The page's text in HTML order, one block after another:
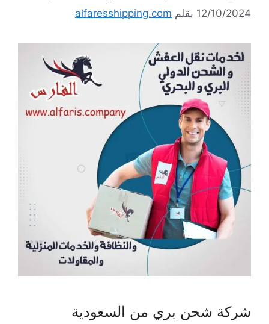
12/10/2024 بقلم alfaresshipping.com
شركة شحن بري من السعودية